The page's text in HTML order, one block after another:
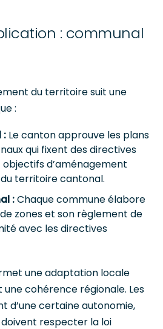
: communal
du territoire suit une
:
: Le canton approuve les plans
qui fixent des directives
d’aménagement
territoire cantonal.
:Chaque commune élabore
zones et son règlement de
avec les directives
une adaptation locale
cohérence régionale. Les
d’une certaine autonomie,
respecter la loi